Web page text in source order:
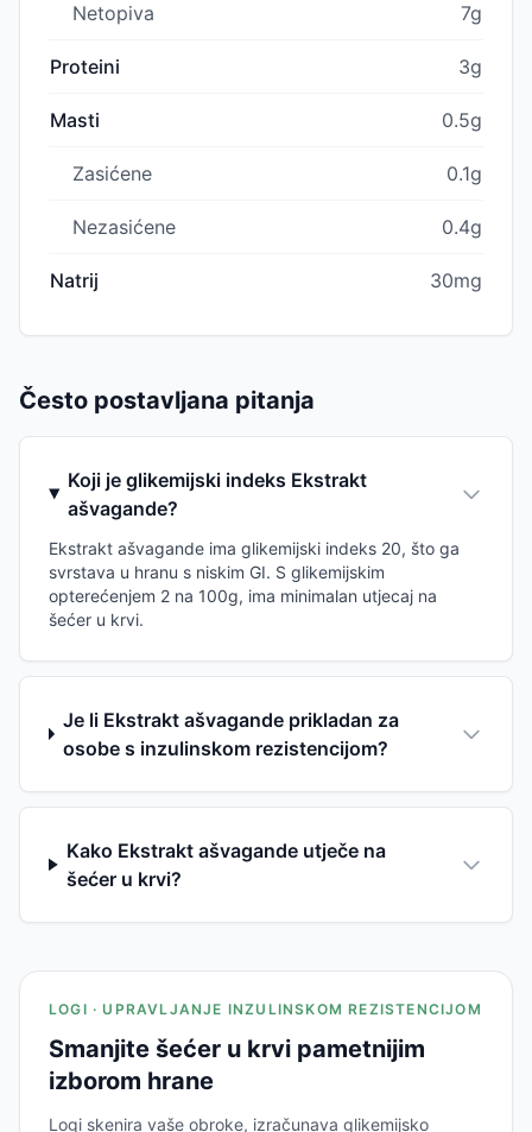
Netopiva 7g
Proteini 3g
Masti 0.5g
Zasićene 0.1g
Nezasićene 0.4g
Natrij 30mg
Često postavljana pitanja
Koji je glikemijski indeks Ekstrakt
ašvagande?
Ekstrakt ašvagande ima glikemijski indeks 20, što ga
svrstava u hranu s niskim GI. S glikemijskim
opterećenjem 2 na 100g, ima minimalan utjecaj na
šećer u krvi.
Je li Ekstrakt ašvagande prikladan za
osobe s inzulinskom rezistencijom?
Kako Ekstrakt ašvagande utječe na
šećer u krvi?
LOGI · UPRAVLJANJE INZULINSKOM REZISTENCIJOM
Smanjite šećer u krvi pametnijim
izborom hrane
Logi skenira vaše obroke, izračunava glikemijsko